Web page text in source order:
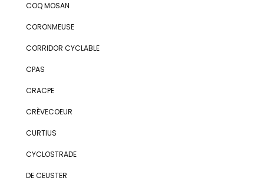
COQ MOSAN
CORONMEUSE
CORRIDOR CYCLABLE
CPAS
CRACPE
CRÈVECOEUR
CURTIUS
CYCLOSTRADE
DE CEUSTER